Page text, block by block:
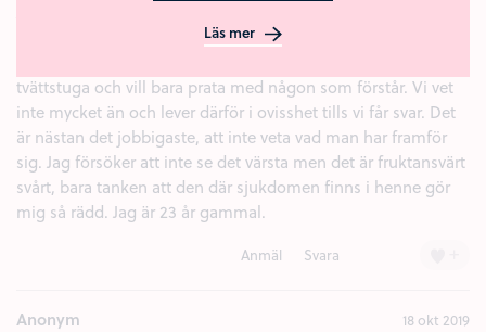
Läs mer
bryta ihop framför henne. Jag vill vara stark för henne om
tvättstuga och vill bara prata med någon som förstår. Vi vet
inte mycket än och lever därför i ovisshet tills vi får svar. Det
är nästan det jobbigaste, att inte veta vad man har framför
sig. Jag försöker att inte se det värsta men det är fruktansvärt
svårt, bara tanken att den där sjukdomen finns i henne gör
mig så rädd. Jag är 23 år gammal.
Anmäl Svara
Anonym 18 okt 2019